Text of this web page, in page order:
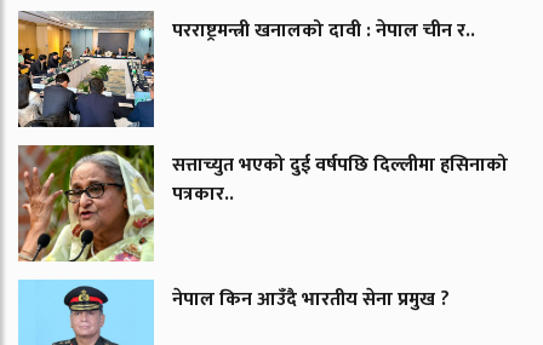
परराष्ट्रमन्त्री खनालको दावी : नेपाल चीन र..
सत्ताच्युत भएको दुई वर्षपछि दिल्लीमा हसिनाको
पत्रकार..
नेपाल किन आउँदै भारतीय सेना प्रमुख ?